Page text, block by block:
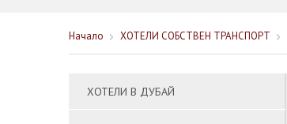
Начало ХОТЕЛИ СОБСТВЕН ТРАНСПОРТ
ХОТЕЛИ В ДУБАЙ